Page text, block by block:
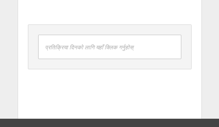
प्रतिक्रिया दिनको लागि यहाँ क्लिक गर्नुहोस्